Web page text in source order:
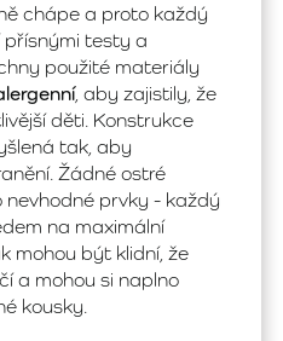
chápe a proto každý
přísnými testy a
použité materiály
, aby zajistily, že
děti. Konstrukce
tak, aby
Žádné ostré
nevhodné prvky - každý
na maximální
mohou být klidní, že
a mohou si naplno
kousky.